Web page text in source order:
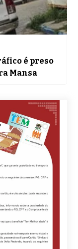
é preso
Mansa